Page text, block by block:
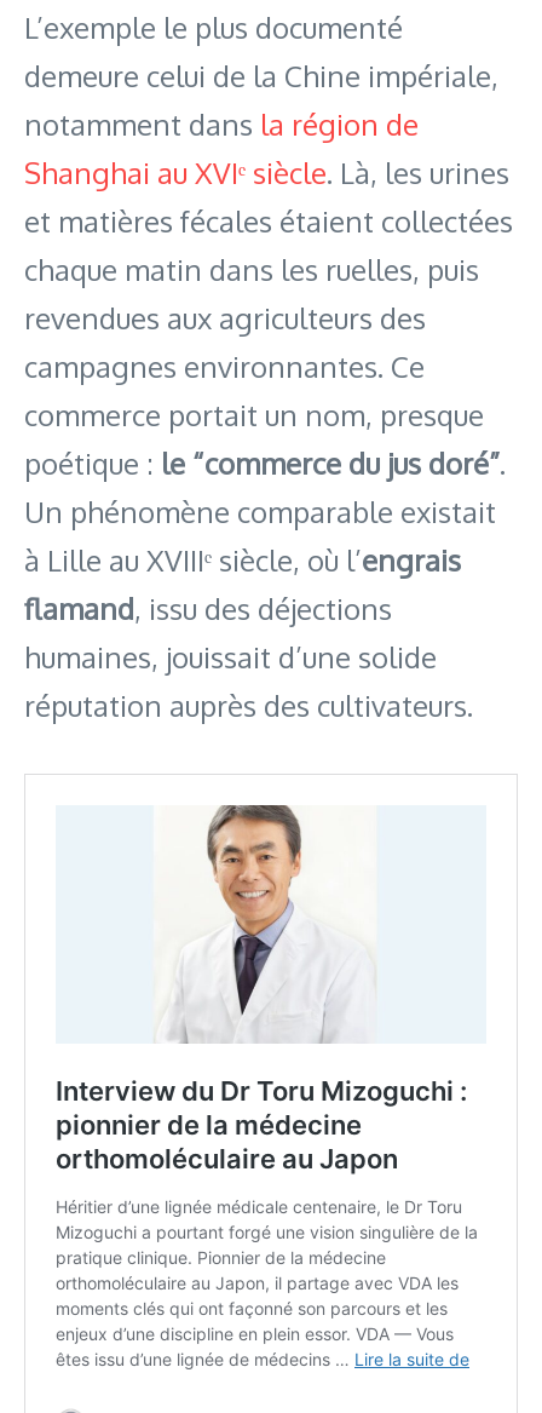
L’exemple le plus documenté
demeure celui de la Chine impériale,
notamment dans la région de
Shanghai au XVIᵉ siècle. Là, les urines
et matières fécales étaient collectées
chaque matin dans les ruelles, puis
revendues aux agriculteurs des
campagnes environnantes. Ce
commerce portait un nom, presque
poétique : le “commerce du jus doré”.
Un phénomène comparable existait
à Lille au XVIIIᵉ siècle, où l’engrais
flamand, issu des déjections
humaines, jouissait d’une solide
réputation auprès des cultivateurs.